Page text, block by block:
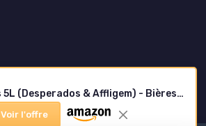
Pack 3 fûts 5L (Desperados & Affligem) - Bières blondes
Voir l'offre